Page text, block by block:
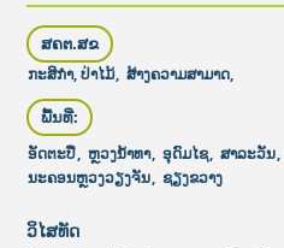
ສຄຕ.ສຂ
ກະສິກໍາ, ປ່າໄມ້, ​ສ້າງ​ຄວາມ​ສາ​ມາດ​,
ພື້ນທີ່:
ອັດຕະປື, ຫຼວງນໍ້າທາ, ອຸດົມໄຊ, ສາລະວັນ,
ນະຄອນຫຼວງວຽງຈັນ, ຊຽງຂວາງ
ວິໄສທັດ